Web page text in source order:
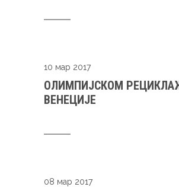
10 мар 2017
ОЛИМПИЈСКОМ
ВЕНЕЦИЈЕ
08 мар 2017